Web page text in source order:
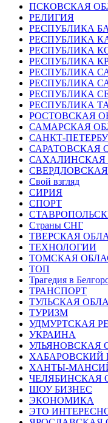
ПСКОВСКАЯ
РЕЛИГИЯ
РЕСПУБЛИКА
РЕСПУБЛИКА
РЕСПУБЛИКА
РЕСПУБЛИКА
РЕСПУБЛИКА
РЕСПУБЛИКА
РЕСПУБЛИКА
РЕСПУБЛИКА
РОСТОВСКАЯ
САМАРСКАЯ
САНКТ-
САРАТОВСКАЯ
САХАЛИНСКАЯ
Свой взгляд
СИРИЯ
СПОРТ
Страны СНГ
ТВЕРСКАЯ
ТЕХНОЛОГИИ
ТОМСКАЯ
ТОП
Трагедия в
ТРАНСПОРТ
ТУЛЬСКАЯ
ТУРИЗМ
УДМУРТСКАЯ
УКРАИНА
УЛЬЯНОВСКАЯ
ХАБАРОВСКИЙ
ХАНТЫ-
ЧЕЛЯБИНСКАЯ
ШОУ БИЗНЕС
ЭКОНОМИКА
ЭТО